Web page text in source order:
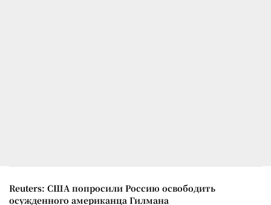
Reuters: США попросили Россию освободить
осужденного американца Гилмана